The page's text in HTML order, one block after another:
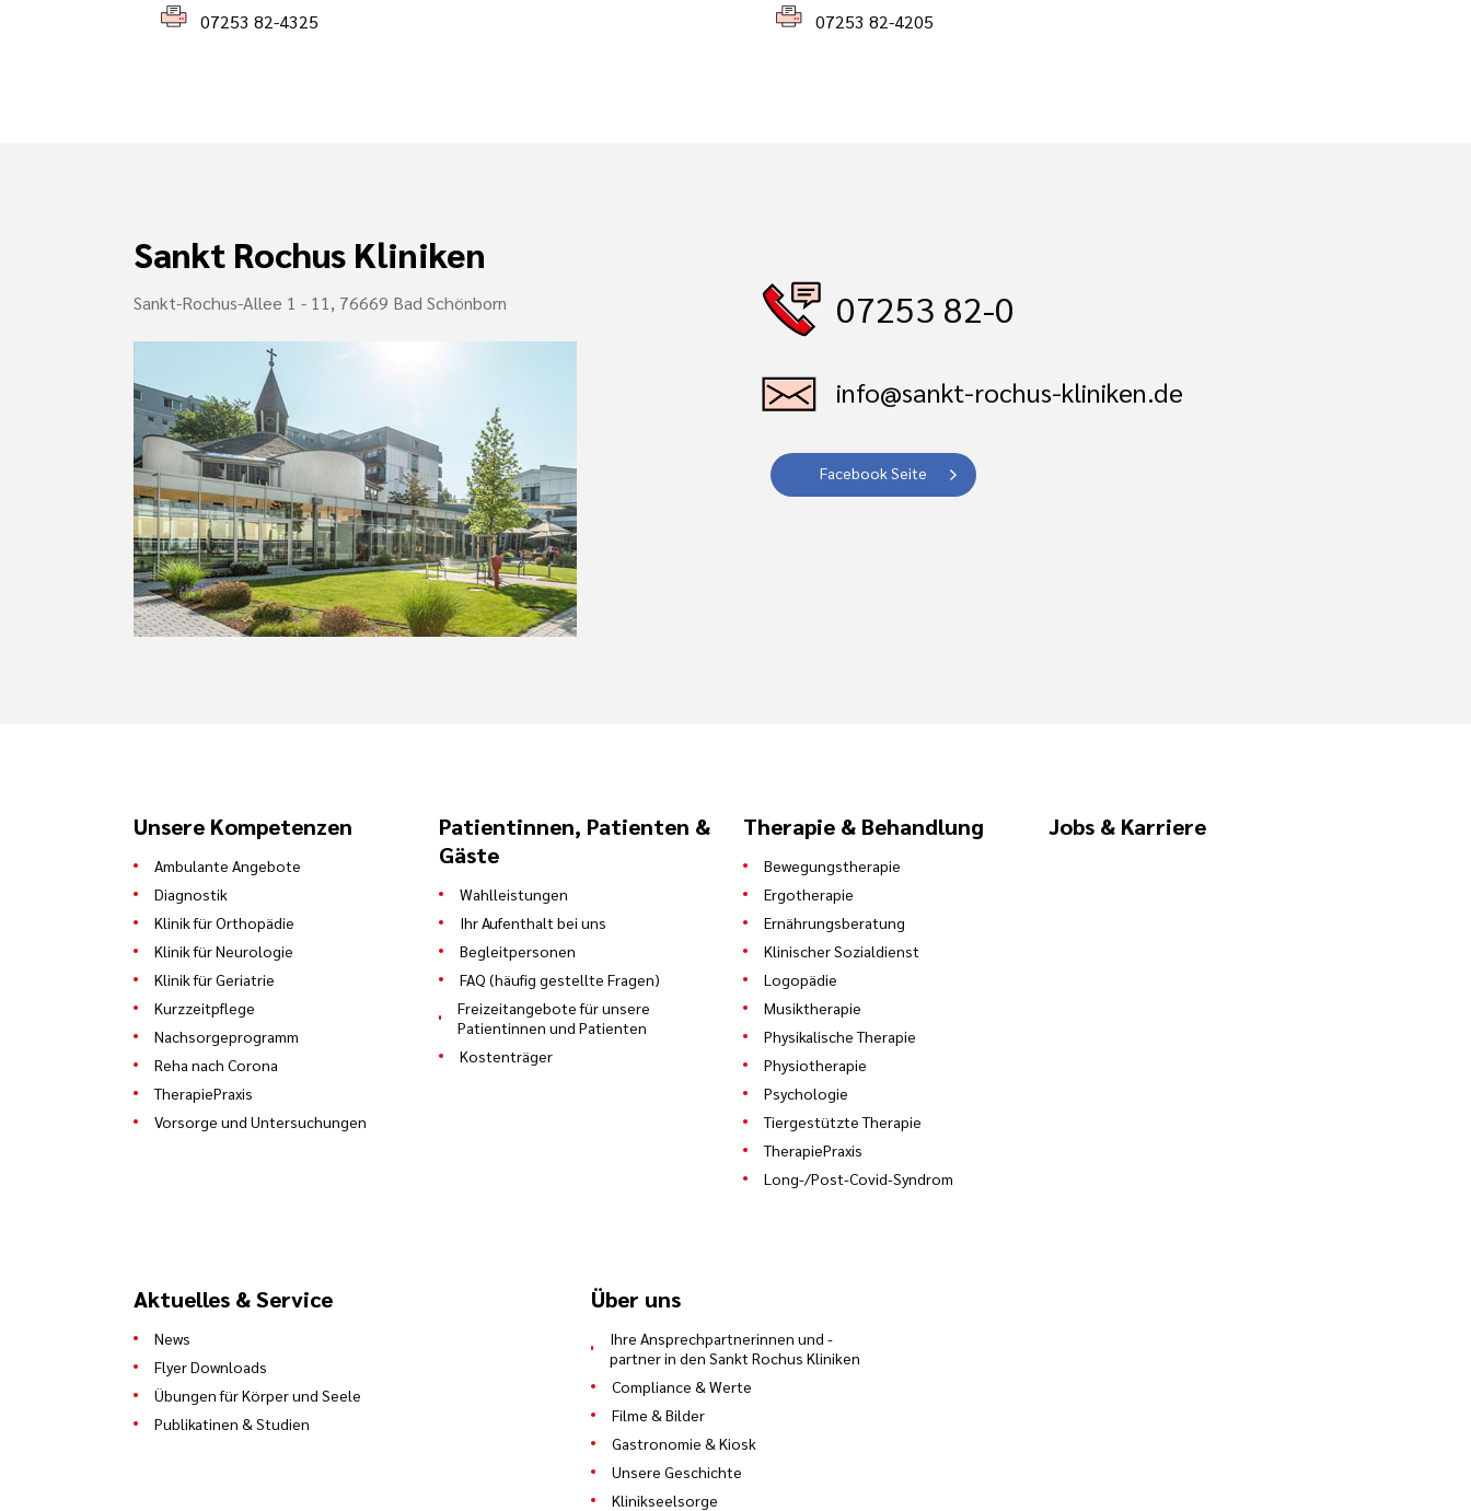
07253 82-4325
07253 82-4205
Sankt Rochus Kliniken
Sankt-Rochus-Allee 1 - 11, 76669 Bad Schönborn 07253 82-0
info@sankt-rochus-kliniken.de
Facebook Seite
Unsere Kompetenzen
Ambulante Angebote
Diagnostik
Klinik für Orthopädie
Klinik für Neurologie
Klinik für Geriatrie
Kurzzeitpflege
Nachsorgeprogramm
Reha nach Corona
TherapiePraxis
Vorsorge und Untersuchungen
Patientinnen, Patienten &
Gäste
Wahlleistungen
Ihr Aufenthalt bei uns
Begleitpersonen
FAQ (häufig gestellte Fragen)
Freizeitangebote für unsere
Patientinnen und Patienten
Kostenträger
Therapie & Behandlung
Bewegungstherapie
Ergotherapie
Ernährungsberatung
Klinischer Sozialdienst
Logopädie
Musiktherapie
Physikalische Therapie
Physiotherapie
Psychologie
Tiergestützte Therapie
TherapiePraxis
Long-/Post-Covid-Syndrom
Jobs & Karriere
Aktuelles & Service
News
Flyer Downloads
Übungen für Körper und Seele
Publikatinen & Studien
Über uns
Ihre Ansprechpartnerinnen und -
partner in den Sankt Rochus Kliniken
Compliance & Werte
Filme & Bilder
Gastronomie & Kiosk
Unsere Geschichte
Klinikseelsorge